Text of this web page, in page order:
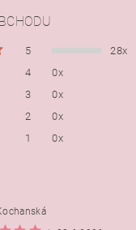
5
28x
4
0x
3
0x
2
0x
1
0x